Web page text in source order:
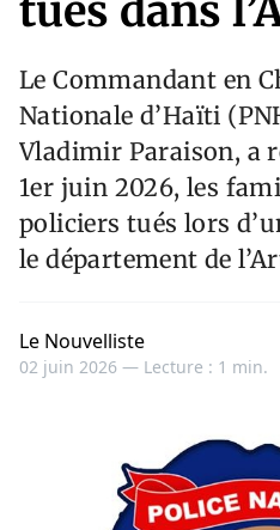
tués dans
Le Commandant en
Nationale d’Haïti
Vladimir Paraison, a
1er juin 2026, les
policiers tués lors
le département de
Le Nouvelliste
02 juin 2026 — Lecture : 1 min.